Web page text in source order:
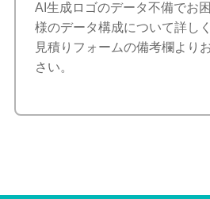
AI生成ロゴのデータ不備でお
様のデータ構成について詳し
見積りフォームの備考欄より
さい。